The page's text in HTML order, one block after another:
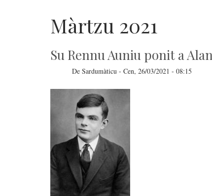
Màrtzu 2021
Su Rennu Auniu ponit a
De Sardumàticu - Cen, 26/03/2021 - 08:15